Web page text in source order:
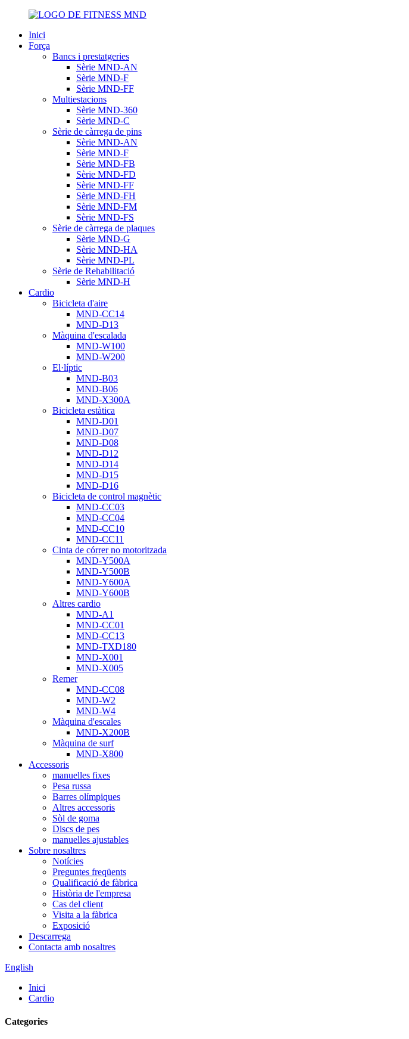
Inici
Força
Bancs i prestatgeries
Sèrie MND-AN
Sèrie MND-F
Sèrie MND-FF
Multiestacions
Sèrie MND-360
Sèrie MND-C
Sèrie de càrrega de pins
Sèrie MND-AN
Sèrie MND-F
Sèrie MND-FB
Sèrie MND-FD
Sèrie MND-FF
Sèrie MND-FH
Sèrie MND-FM
Sèrie MND-FS
Sèrie de càrrega de plaques
Sèrie MND-G
Sèrie MND-HA
Sèrie MND-PL
Sèrie de Rehabilitació
Sèrie MND-H
Cardio
Bicicleta d'aire
MND-CC14
MND-D13
Màquina d'escalada
MND-W100
MND-W200
El·líptic
MND-B03
MND-B06
MND-X300A
Bicicleta estàtica
MND-D01
MND-D07
MND-D08
MND-D12
MND-D14
MND-D15
MND-D16
Bicicleta de control magnètic
MND-CC03
MND-CC04
MND-CC10
MND-CC11
Cinta de córrer no motoritzada
MND-Y500A
MND-Y500B
MND-Y600A
MND-Y600B
Altres cardio
MND-A1
MND-CC01
MND-CC13
MND-TXD180
MND-X001
MND-X005
Remer
MND-CC08
MND-W2
MND-W4
Màquina d'escales
MND-X200B
Màquina de surf
MND-X800
Accessoris
manuelles fixes
Pesa russa
Barres olímpiques
Altres accessoris
Sòl de goma
Discs de pes
manuelles ajustables
Sobre nosaltres
Notícies
Preguntes freqüents
Qualificació de fàbrica
Història de l'empresa
Cas del client
Visita a la fàbrica
Exposició
Descarrega
Contacta amb nosaltres
English
Inici
Cardio
Categories